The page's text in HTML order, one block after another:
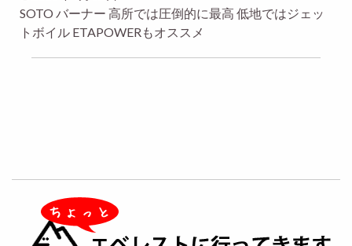
SOTO バーナー 高所では圧倒的に最高 低地ではジェッ
トボイル ETAPOWERもオススメ